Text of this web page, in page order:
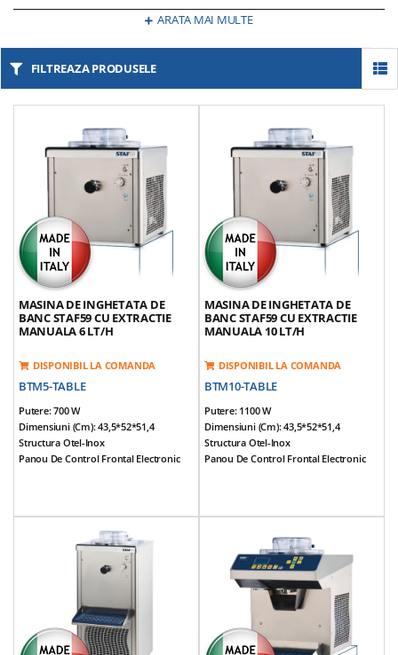
capacitatea ei. Alegeti cel mai bun raport calitate pret pentru
echipamente produse cu ultima tehnologie, dedicate nevoilor dvs.
ARATA MAI MULTE
MASINA DE INGHETATA DE
BANC STAF59 CU EXTRACTIE
MANUALA 6 LT/H
DISPONIBIL LA COMANDA
BTM5-TABLE
Putere: 700 W
Dimensiuni (cm): 43,5*52*51,4
Structura Otel-Inox
Panou De Control Frontal Electronic
Capacitate Productie Inghetata/h (kg):
Productie Minima Per Ciclu 1,5 Lt
Model De Banc
Functionare Silentioasa
Dispozitiv De Siguranta Magnetic,
Aparatul Opreste Functionarea
MASINA DE INGHETATA DE
BANC STAF59 CU EXTRACTIE
MANUALA 10 LT/H
DISPONIBIL LA COMANDA
BTM10-TABLE
Putere: 1100 W
Dimensiuni (cm): 43,5*52*51,4
Structura Otel-Inox
Panou De Control Frontal Electronic
Capacitate Productie Inghetata/h (kg):
Productie Minima Per Ciclu 1,5 Lt
Tip Racire: Cu Aer
Functionare Silentioasa
Dispozitiv De Siguranta Magnetic,
FILTREAZA PRODUSELE